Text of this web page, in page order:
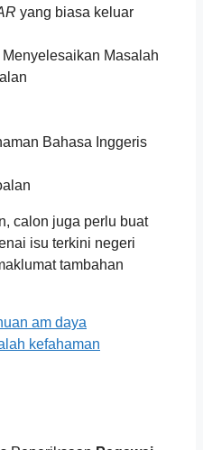
yang biasa keluar
Masalah
Bahasa Inggeris
calon juga perlu buat
isu terkini negeri
tambahan